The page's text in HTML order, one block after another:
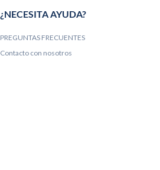
¿NECESITA AYUDA?
PREGUNTAS FRECUENTES
Contacto con nosotros